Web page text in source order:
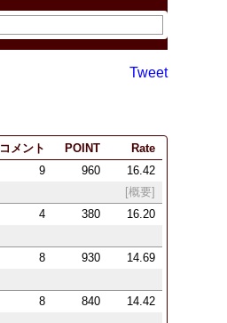
Tweet
コメント POINT
Rate
9 960
16.42
[概要]
4 380
16.20
8 930
14.69
8 840
14.42